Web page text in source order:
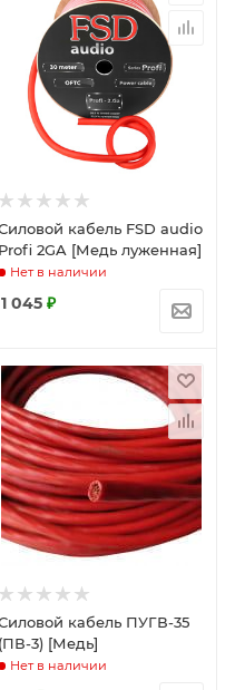
кабель FSD audio
Profi 2GA [Медь луженная]
Нет в наличии
1 045 ₽
кабель ПУГВ-35
(ПВ-3) [Медь]
Нет в наличии